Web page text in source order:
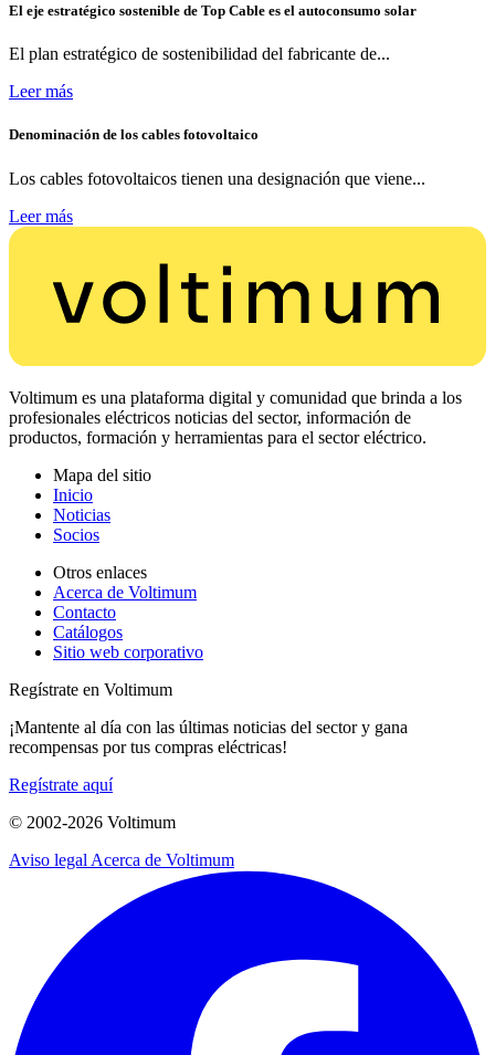
El eje estratégico sostenible de Top Cable es el autoconsumo solar
El plan estratégico de sostenibilidad del fabricante de...
Leer más
Denominación de los cables fotovoltaico
Los cables fotovoltaicos tienen una designación que viene...
Leer más
Voltimum es una plataforma digital y comunidad que brinda a los
profesionales eléctricos noticias del sector, información de
productos, formación y herramientas para el sector eléctrico.
Mapa del sitio
Inicio
Noticias
Socios
Otros enlaces
Acerca de Voltimum
Contacto
Catálogos
Sitio web corporativo
Regístrate en Voltimum
¡Mantente al día con las últimas noticias del sector y gana
recompensas por tus compras eléctricas!
Regístrate aquí
© 2002-2026 Voltimum
Aviso legal Acerca de Voltimum